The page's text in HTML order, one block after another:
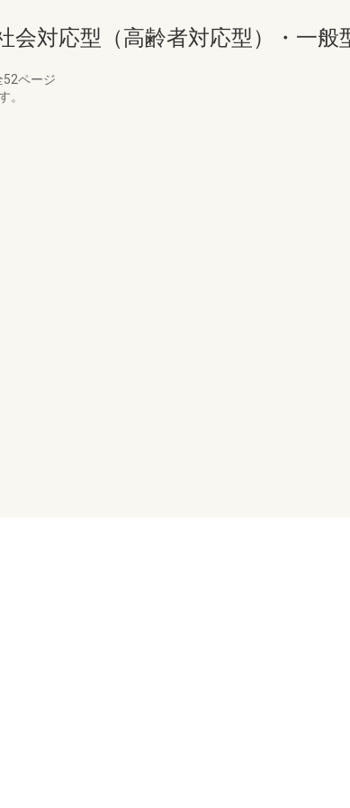
会対応型（高齢者対応型）・一般
52ページ
。